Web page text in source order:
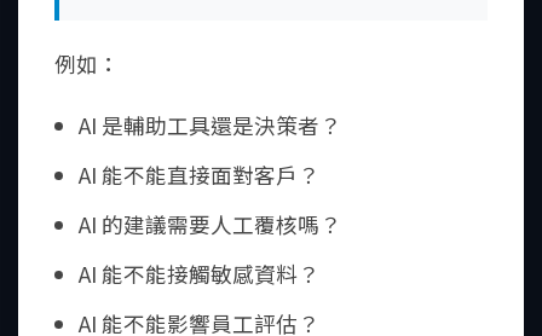
例如：
AI 是輔助工具還是決策者？
AI 能不能直接面對客戶？
AI 的建議需要人工覆核嗎？
AI 能不能接觸敏感資料？
AI 能不能影響員工評估？